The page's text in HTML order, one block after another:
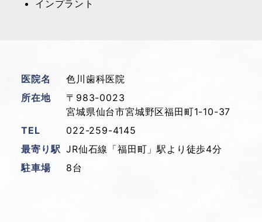
インプラント
医院名
色川歯科医院
所在地
〒983-0023
宮城県仙台市宮城野区福田町1-10-37
TEL
022-259-4145
最寄り駅 JR仙石線「福田町」駅より徒歩4分
駐車場
8台